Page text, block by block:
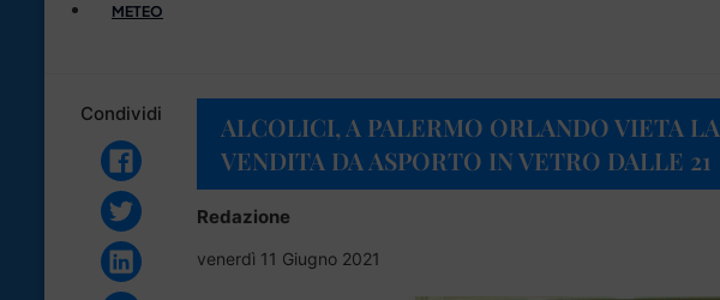
METEO
Condividi
ALCOLICI, A PALERMO ORLANDO VIETA LA
VENDITA DA ASPORTO IN VETRO DALLE 21
Redazione
venerdì 11 Giugno 2021